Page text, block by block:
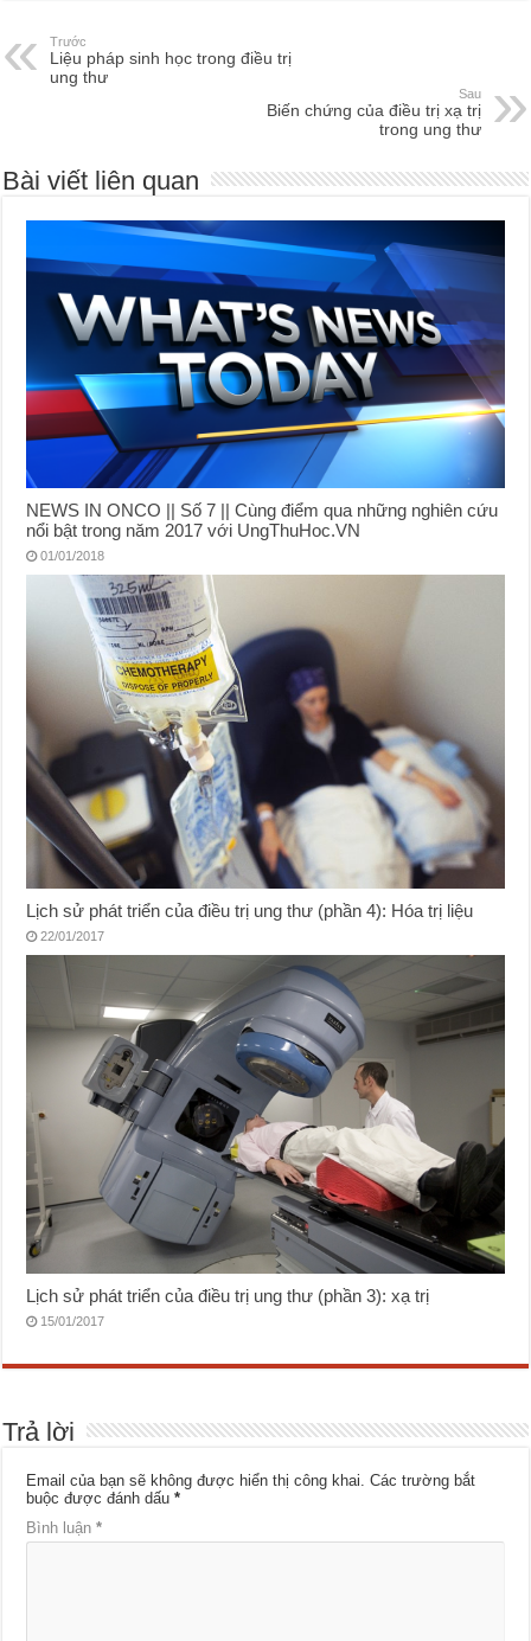
Trước
Liệu pháp sinh học trong điều trị
ung thư
Sau
Biến chứng của điều trị xạ trị
trong ung thư
Bài viết liên quan
NEWS IN ONCO || Số 7 || Cùng điểm qua những nghiên cứu
nổi bật trong năm 2017 với UngThuHoc.VN
01/01/2018
Lịch sử phát triển của điều trị ung thư (phần 4): Hóa trị liệu
22/01/2017
Lịch sử phát triển của điều trị ung thư (phần 3): xạ trị
15/01/2017
Trả lời
Email của bạn sẽ không được hiển thị công khai. Các trường bắt
buộc được đánh dấu*
Bình luận*